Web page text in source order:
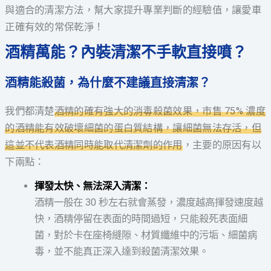
與適合的清潔方法，幫大家提升專業判斷的經驗值，讓愛車
正確有效的常保乾淨！
酒精萬能？內裝清潔不手軟直接噴？
酒精能殺菌，為什麼不建議直接清潔？
我們都清楚酒精的確有強大的消毒殺菌效果，市售 75% 濃度
的酒精能有效破壞細菌的蛋白質結構，讓細菌無法存活，但
這並不代表酒精同時能取代清潔劑的作用，主要的原因有以
下兩點：
揮發太快、無法深入清潔：
酒精一般在 30 秒左右就會蒸發，濃度越高揮發速度越
快，酒精停留在表面的時間過短，只能殺死表面細
菌，對於卡在座椅縫隙、材質纖維中的污垢、細菌病
毒，並不能真正深入達到殺菌清潔效果。